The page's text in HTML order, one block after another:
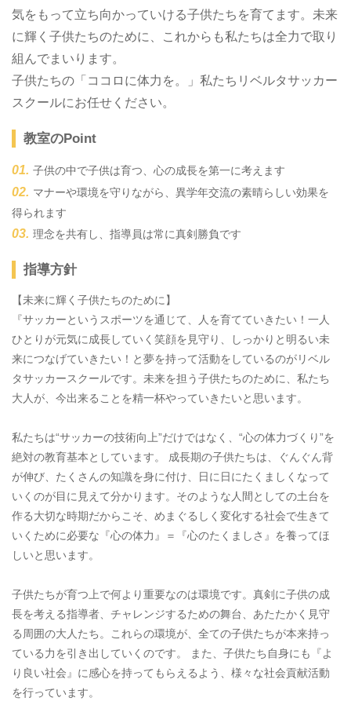
気をもって立ち向かっていける子供たちを育てます。未来
に輝く子供たちのために、これからも私たちは全力で取り
組んでまいります。
子供たちの「ココロに体力を。」私たちリベルタサッカー
スクールにお任せください。
教室のPoint
子供の中で子供は育つ、心の成長を第一に考えます
マナーや環境を守りながら、異学年交流の素晴らしい効果を
得られます
理念を共有し、指導員は常に真剣勝負です
指導方針
【未来に輝く子供たちのために】
『サッカーというスポーツを通じて、人を育てていきたい！一人
ひとりが元気に成長していく笑顔を見守り、しっかりと明るい未
来につなげていきたい！と夢を持って活動をしているのがリベル
タサッカースクールです。未来を担う子供たちのために、私たち
大人が、今出来ることを精一杯やっていきたいと思います。
私たちは“サッカーの技術向上”だけではなく、“心の体力づくり”を
絶対の教育基本としています。 成長期の子供たちは、ぐんぐん背
が伸び、たくさんの知識を身に付け、日に日にたくましくなって
いくのが目に見えて分かります。そのような人間としての土台を
作る大切な時期だからこそ、めまぐるしく変化する社会で生きて
いくために必要な『心の体力』＝『心のたくましさ』を養ってほ
しいと思います。
子供たちが育つ上で何より重要なのは環境です。真剣に子供の成
長を考える指導者、チャレンジするための舞台、あたたかく見守
る周囲の大人たち。これらの環境が、全ての子供たちが本来持っ
ている力を引き出していくのです。 また、子供たち自身にも『よ
り良い社会』に感心を持ってもらえるよう、様々な社会貢献活動
を行っています。